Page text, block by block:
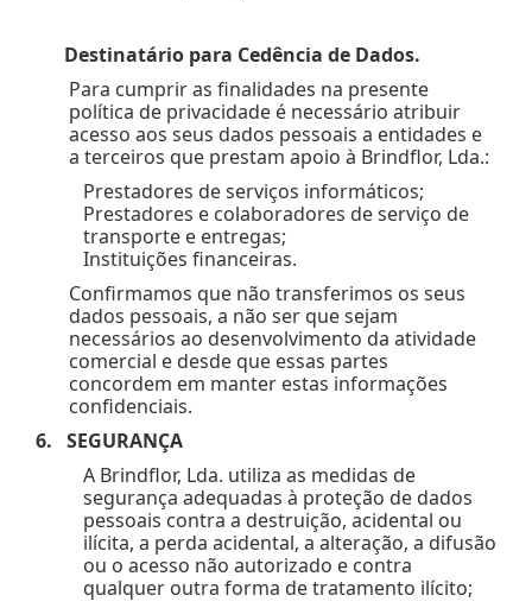
Destinatário para Cedência de Dados.
Para cumprir as finalidades na presente
política de privacidade é necessário atribuir
acesso aos seus dados pessoais a entidades e
a terceiros que prestam apoio à Brindflor, Lda.:
Prestadores de serviços informáticos;
Prestadores e colaboradores de serviço de
transporte e entregas;
Instituições financeiras.
Confirmamos que não transferimos os seus
dados pessoais, a não ser que sejam
necessários ao desenvolvimento da atividade
comercial e desde que essas partes
concordem em manter estas informações
confidenciais.
6. SEGURANÇA
A Brindflor, Lda. utiliza as medidas de
segurança adequadas à proteção de dados
pessoais contra a destruição, acidental ou
ilícita, a perda acidental, a alteração, a difusão
ou o acesso não autorizado e contra
qualquer outra forma de tratamento ilícito;